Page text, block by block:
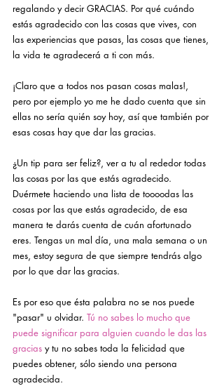
regalando y decir GRACIAS. Por qué cuándo
estás agradecido con las cosas que vives, con
las experiencias que pasas, las cosas que tienes,
la vida te agradecerá a ti con más.
¡Claro que a todos nos pasan cosas malas!,
pero por ejemplo yo me he dado cuenta que sin
ellas no sería quién soy hoy, así que también por
esas cosas hay que dar las gracias.
¿Un tip para ser feliz?, ver a tu al rededor todas
las cosas por las que estás agradecido.
Duérmete haciendo una lista de toooodas las
cosas por las que estás agradecido, de esa
manera te darás cuenta de cuán afortunado
eres. Tengas un mal día, una mala semana o un
mes, estoy segura de que siempre tendrás algo
por lo que dar las gracias.
Es por eso que ésta palabra no se nos puede
"pasar" u olvidar. Tú no sabes lo mucho que
puede significar para alguien cuando le das las
gracias y tu no sabes toda la felicidad que
puedes obtener, sólo siendo una persona
agradecida.